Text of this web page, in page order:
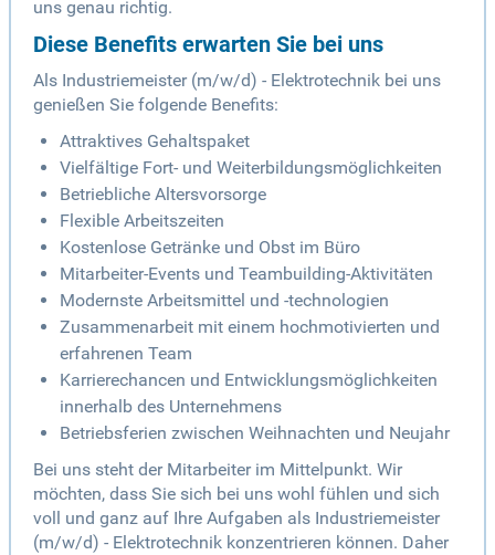
uns genau richtig.
Diese Benefits erwarten Sie bei uns
Als Industriemeister (m/w/d) - Elektrotechnik bei uns
genießen Sie folgende Benefits:
Attraktives Gehaltspaket
Vielfältige Fort- und Weiterbildungsmöglichkeiten
Betriebliche Altersvorsorge
Flexible Arbeitszeiten
Kostenlose Getränke und Obst im Büro
Mitarbeiter-Events und Teambuilding-Aktivitäten
Modernste Arbeitsmittel und -technologien
Zusammenarbeit mit einem hochmotivierten und
erfahrenen Team
Karrierechancen und Entwicklungsmöglichkeiten
innerhalb des Unternehmens
Betriebsferien zwischen Weihnachten und Neujahr
Bei uns steht der Mitarbeiter im Mittelpunkt. Wir
möchten, dass Sie sich bei uns wohl fühlen und sich
voll und ganz auf Ihre Aufgaben als Industriemeister
(m/w/d) - Elektrotechnik konzentrieren können. Daher